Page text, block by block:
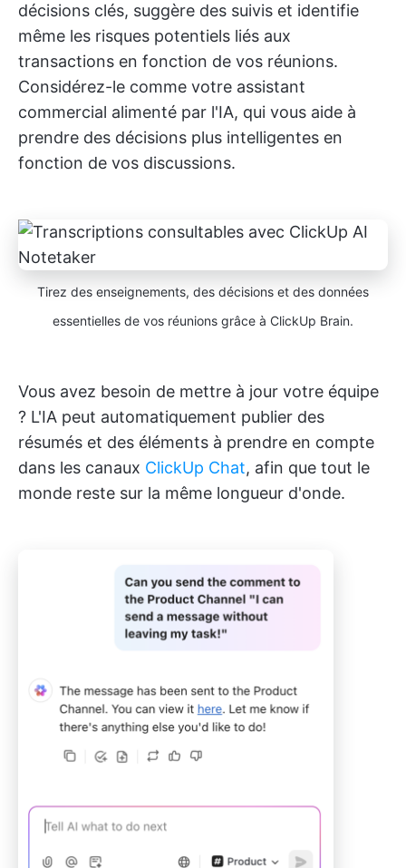
décisions clés, suggère des suivis et identifie
même les risques potentiels liés aux
transactions en fonction de vos réunions.
Considérez-le comme votre assistant
commercial alimenté par l'IA, qui vous aide à
prendre des décisions plus intelligentes en
fonction de vos discussions.
Tirez des enseignements, des décisions et des données
essentielles de vos réunions grâce à ClickUp Brain.
Vous avez besoin de mettre à jour votre équipe
? L'IA peut automatiquement publier des
résumés et des éléments à prendre en compte
dans les canaux ClickUp Chat, afin que tout le
monde reste sur la même longueur d'onde.